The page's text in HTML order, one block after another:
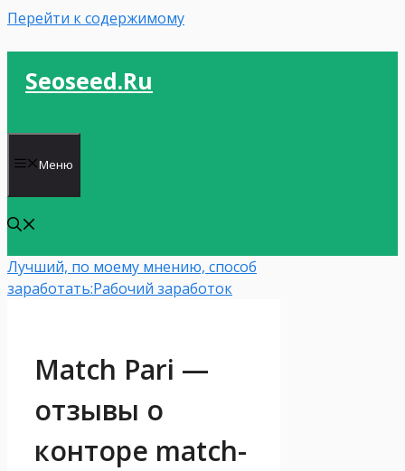
Перейти к содержимому
Seoseed.ru
Меню
Лучший, по моему мнению, способ
заработать:Рабочий заработок
Match Pari —
отзывы о
конторе match-